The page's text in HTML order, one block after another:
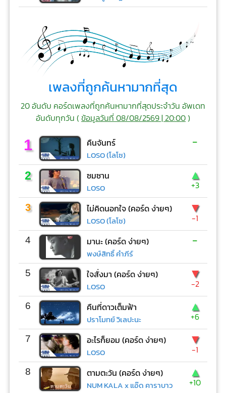
เพลงที่ถูกค้นหามากที่สุด
20 อันดับ คอร์ดเพลงที่ถูกค้นหามากที่สุดประจำวัน อัพเดท
อันดับทุกวัน (ข้อมูลวันที่ 08/08/2569 | 20:00)
1 คืนจันทร์
LOSO (โลโซ)
-
2 ซมซาน
LOSO
▲
+3
3 ไม่คิดนอกใจ (คอร์ด ง่ายๆ)
LOSO (โลโซ)
▼
-1
4 มานะ (คอร์ด ง่ายๆ)
พงษ์สิทธิ์ คำภีร์
-
5 ใจสั่งมา (คอร์ด ง่ายๆ)
LOSO
▼
-2
6 คืนที่ดาวเต็มฟ้า
ปราโมทย์ วิเลปะนะ
▲
+6
7 อะไรก็ยอม (คอร์ด ง่ายๆ)
LOSO
▼
-1
8 ตามตะวัน (คอร์ด ง่ายๆ)
NUM KALA x แอ๊ด คาราบาว
▲
+10